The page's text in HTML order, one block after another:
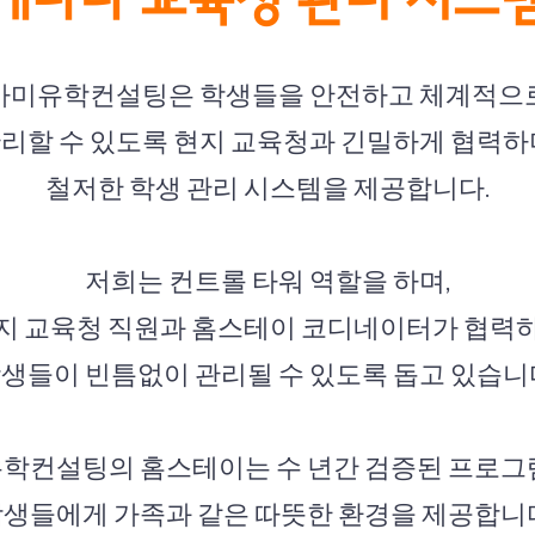
미유학컨설팅은 학생들을 안전하고 체계적으
할 수 있도록 현지 교육청과 긴밀하게 협력하
철저한 학생 관리 시스템을 제공합니다.
저희는 컨트롤 타워 역할을 하며,
교육청 직원과 홈스테이 코디네이터가 협력
들이 빈틈없이 관리될 수 있도록 돕고 있습니
컨설팅의 홈스테이는 수 년간 검증된 프로그
들에게 가족과 같은 따뜻한 환경을 제공합니